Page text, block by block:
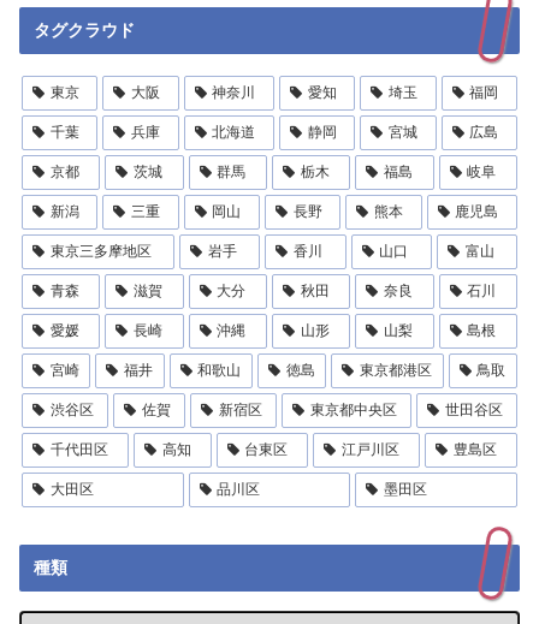
タグクラウド
東京 大阪 神奈川 愛知 埼玉 福岡
千葉 兵庫 北海道 静岡 宮城 広島
京都 茨城 群馬 栃木 福島 岐阜
新潟 三重 岡山 長野 熊本 鹿児島
東京三多摩地区 岩手 香川 山口 富山
青森 滋賀 大分 秋田 奈良 石川
愛媛 長崎 沖縄 山形 山梨 島根
宮崎 福井 和歌山 徳島 東京都港区 鳥取
渋谷区 佐賀 新宿区 東京都中央区 世田谷区
千代田区 高知 台東区 江戸川区 豊島区
大田区 品川区 墨田区
種類